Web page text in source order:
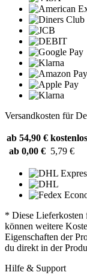
Versandkosten für
ab 54,90 €
ab 0,00 € 5,79 €
* Diese Lieferkosten
können weitere
Eigenschaften der
du direkt in der
Hilfe & Support